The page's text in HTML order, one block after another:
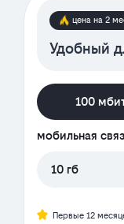
цена на 2
Удобный
100
мобильная
10 гб
Первые 12